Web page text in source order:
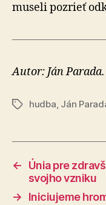
museli pozrieť
Autor: Ján Parada.
Značkyhudba, Ján
←
Únia pre
svojho vzniku
→
Iniciujeme